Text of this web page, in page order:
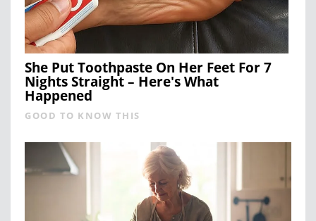
She Put Toothpaste On Her Feet For 7
Nights Straight – Here's What
Happened
GOOD TO KNOW THIS